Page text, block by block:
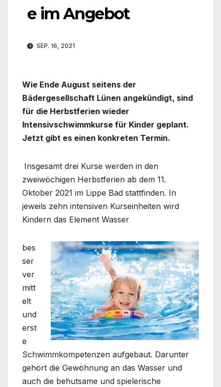
e im Angebot
SEP. 16, 2021
Wie Ende August seitens der
Bädergesellschaft Lünen angekündigt, sind
für die Herbstferien wieder
Intensivschwimmkurse für Kinder geplant.
Jetzt gibt es einen konkreten Termin.
Insgesamt drei Kurse werden in den
zweiwöchigen Herbstferien ab dem 11.
Oktober 2021 im Lippe Bad stattfinden. In
jeweils zehn intensiven Kurseinheiten wird
Kindern das Element Wasser
bes
ser
ver
mitt
elt
und
erst
e
Schwimmkompetenzen aufgebaut. Darunter
gehört die Gewöhnung an das Wasser und
auch die behutsame und spielerische